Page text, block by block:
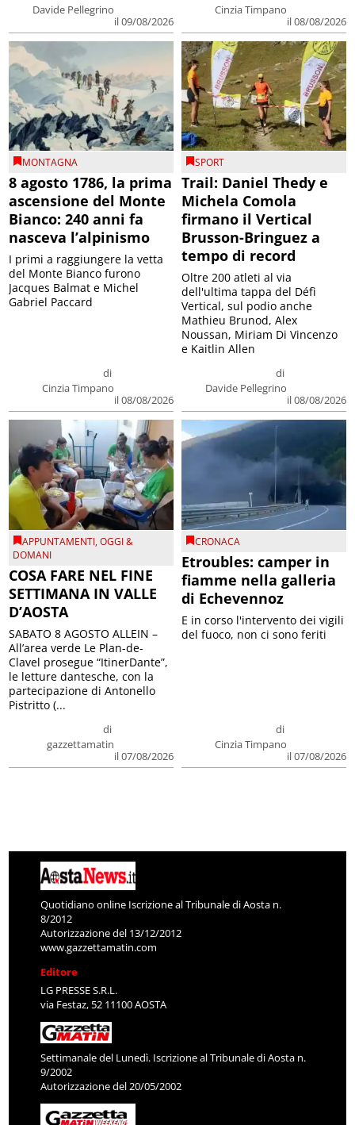
Davide Pellegrino
il 09/08/2026
Cinzia Timpano
il 08/08/2026
MONTAGNA
8 agosto 1786, la prima
ascensione del Monte
Bianco: 240 anni fa
nasceva l’alpinismo
di
Cinzia Timpano
il 08/08/2026
I primi a raggiungere la vetta
del Monte Bianco furono
Jacques Balmat e Michel
Gabriel Paccard
SPORT
Trail: Daniel Thedy e
Michela Comola
firmano il Vertical
Brusson-Bringuez a
tempo di record
di
Davide Pellegrino
il 08/08/2026
Oltre 200 atleti al via
dell'ultima tappa del Défì
Vertical, sul podio anche
Mathieu Brunod, Alex
Noussan, Miriam Di Vincenzo
e Kaitlin Allen
APPUNTAMENTI,OGGI &
DOMANI
COSA FARE NEL FINE
SETTIMANA IN VALLE
D’AOSTA
di
gazzettamatin
il 07/08/2026
SABATO 8 AGOSTO ALLEIN –
All’area verde Le Plan-de-
Clavel prosegue “ItinerDante”,
le letture dantesche, con la
partecipazione di Antonello
Pistritto (...
CRONACA
Etroubles: camper in
fiamme nella galleria
di Echevennoz
di
Cinzia Timpano
il 07/08/2026
E in corso l'intervento dei vigili
del fuoco, non ci sono feriti
Quotidiano online Iscrizione al Tribunale di Aosta n.
8/2012
Autorizzazione del 13/12/2012
www.gazzettamatin.com
Editore
LG PRESSE S.R.L.
via Festaz, 52 11100 AOSTA
Settimanale del Lunedì. Iscrizione al Tribunale di Aosta n.
9/2002
Autorizzazione del 20/05/2002